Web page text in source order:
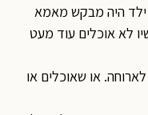
ילד היה מבקש מאמא
לא אוכלים עוד מעט
או שאוכלים או